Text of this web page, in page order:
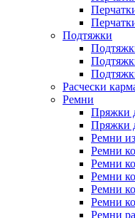
Подтяжки
Расчески
Ремни
Пряжки
Пряжки
Ремни
Ремни
Ремни
Ремни
Ремни
Ремни
Ремни